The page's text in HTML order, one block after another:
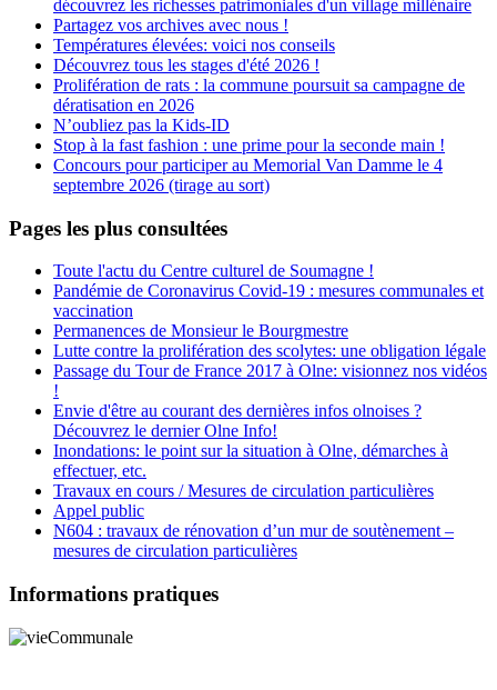
découvrez les richesses patrimoniales d'un village millénaire
Partagez vos archives avec nous !
Températures élevées: voici nos conseils
Découvrez tous les stages d'été 2026 !
Prolifération de rats : la commune poursuit sa campagne de
dératisation en 2026
N’oubliez pas la Kids-ID
Stop à la fast fashion : une prime pour la seconde main !
Concours pour participer au Memorial Van Damme le 4
septembre 2026 (tirage au sort)
Pages les plus consultées
Toute l'actu du Centre culturel de Soumagne !
Pandémie de Coronavirus Covid-19 : mesures communales et
vaccination
Permanences de Monsieur le Bourgmestre
Lutte contre la prolifération des scolytes: une obligation légale
Passage du Tour de France 2017 à Olne: visionnez nos vidéos
!
Envie d'être au courant des dernières infos olnoises ?
Découvrez le dernier Olne Info!
Inondations: le point sur la situation à Olne, démarches à
effectuer, etc.
Travaux en cours / Mesures de circulation particulières
Appel public
N604 : travaux de rénovation d’un mur de soutènement –
mesures de circulation particulières
Informations pratiques